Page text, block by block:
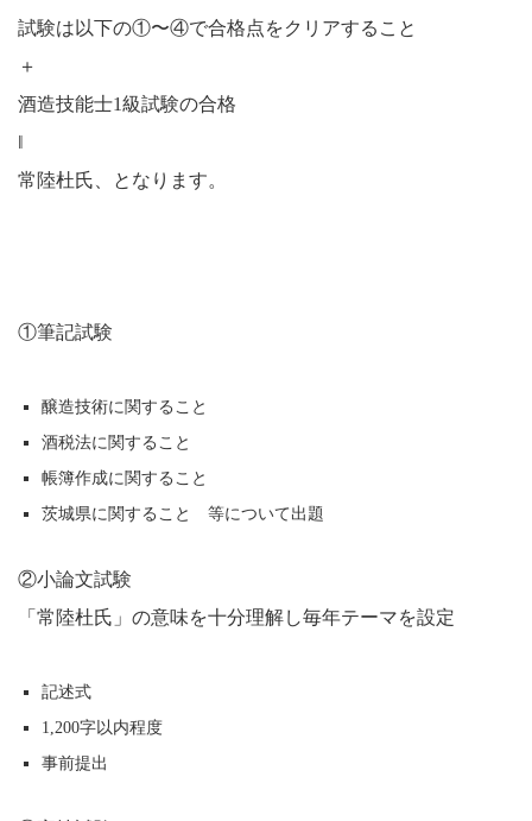
試験は以下の①〜④で合格点をクリアすること
＋
酒造技能士1級試験の合格
‖
常陸杜氏、となります。
①筆記試験
醸造技術に関すること
酒税法に関すること
帳簿作成に関すること
茨城県に関すること 等について出題
②小論文試験
「常陸杜氏」の意味を十分理解し毎年テーマを設定
記述式
1,200字以内程度
事前提出